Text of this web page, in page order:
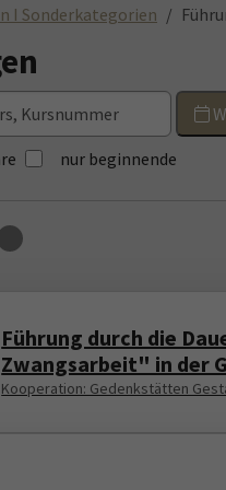
I Sonderkategorien
nur beginnende
Führung durch die
Zwangsarbeit" in der
Kooperation: Gedenkstätten